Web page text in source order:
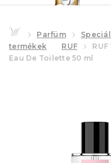
Parfüm
termékek
RUF
Eau De Toilette 50 ml